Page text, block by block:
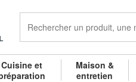
Cuisine et
Maison &
entretien